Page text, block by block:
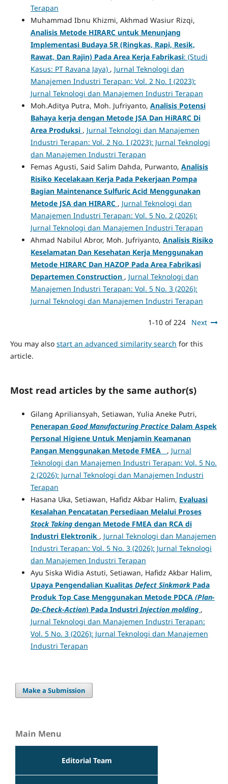
Terapan
Muhammad Ibnu Khizmi, Akhmad Wasiur Rizqi,
Analisis Metode HIRARC untuk Menunjang
Implementasi Budaya 5R (Ringkas, Rapi, Resik,
Rawat, Dan Rajin) Pada Area Kerja Fabrikasi: (Studi
Kasus: PT Ravana Jaya) , Jurnal Teknologi dan
Manajemen Industri Terapan: Vol. 2 No. I (2023):
Jurnal Teknologi dan Manajemen Industri Terapan
Moh.Aditya Putra, Moh. Jufriyanto, Analisis Potensi
Bahaya kerja dengan Metode JSA Dan HiRARC Di
Area Produksi , Jurnal Teknologi dan Manajemen
Industri Terapan: Vol. 2 No. I (2023): Jurnal Teknologi
dan Manajemen Industri Terapan
Femas Agusti, Said Salim Dahda, Purwanto, Analisis
Risiko Kecelakaan Kerja Pada Pekerjaan Pompa
Bagian Maintenance Sulfuric Acid Menggunakan
Metode JSA dan HIRARC , Jurnal Teknologi dan
Manajemen Industri Terapan: Vol. 5 No. 2 (2026):
Jurnal Teknologi dan Manajemen Industri Terapan
Ahmad Nabilul Abror, Moh. Jufriyanto, Analisis Risiko
Keselamatan Dan Kesehatan Kerja Menggunakan
Metode HIRARC Dan HAZOP Pada Area Fabrikasi
Departemen Construction , Jurnal Teknologi dan
Manajemen Industri Terapan: Vol. 5 No. 3 (2026):
Jurnal Teknologi dan Manajemen Industri Terapan
1-10 of 224 Next
You may also start an advanced similarity search for this
article.
Most read articles by the same author(s)
Gilang Apriliansyah, Setiawan, Yulia Aneke Putri,
Penerapan Good Manufacturing PracticeDalam Aspek
Personal Higiene Untuk Menjamin Keamanan
Pangan Menggunakan Metode FMEA
, Jurnal
Teknologi dan Manajemen Industri Terapan: Vol. 5 No.
2 (2026): Jurnal Teknologi dan Manajemen Industri
Terapan
Hasana Uka, Setiawan, Hafidz Akbar Halim, Evaluasi
Kesalahan Pencatatan Persediaan Melalui Proses
Stock Takingdengan Metode FMEA dan RCA di
Industri Elektronik , Jurnal Teknologi dan Manajemen
Industri Terapan: Vol. 5 No. 3 (2026): Jurnal Teknologi
dan Manajemen Industri Terapan
Ayu Siska Widia Astuti, Setiawan, Hafidz Akbar Halim,
Upaya Pengendalian Kualitas Defect Sinkmark Pada
Produk Top Case Menggunakan Metode PDCA (Plan-
Do-Check-Action) Pada IndustriInjection molding ,
Jurnal Teknologi dan Manajemen Industri Terapan:
Vol. 5 No. 3 (2026): Jurnal Teknologi dan Manajemen
Industri Terapan
Make a Submission
Main Menu
Editorial Team